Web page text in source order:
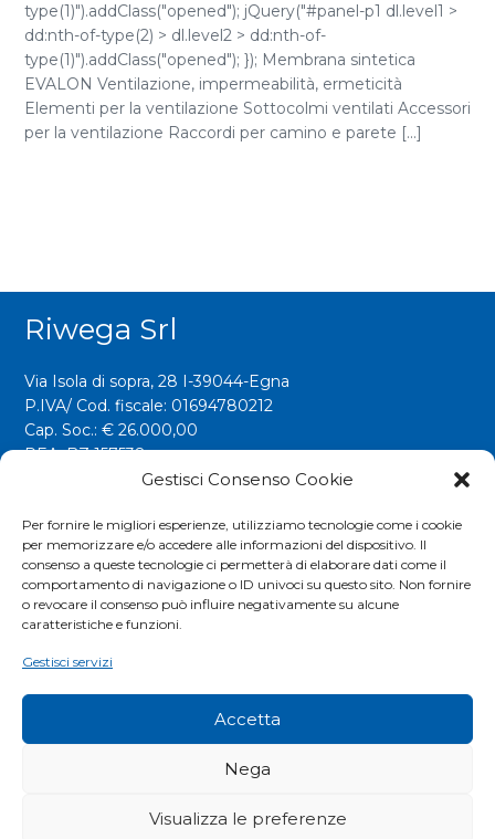
Gestisci Consenso Cookie
Per fornire le migliori esperienze, utilizziamo tecnologie come i cookie
per memorizzare e/o accedere alle informazioni del dispositivo. Il
consenso a queste tecnologie ci permetterà di elaborare dati come il
comportamento di navigazione o ID univoci su questo sito. Non fornire
o revocare il consenso può influire negativamente su alcune
caratteristiche e funzioni.
Gestisci servizi
Accetta
Nega
Visualizza le preferenze
type(1)").addClass("opened"); jQuery("#panel-p1 dl.level1 >
dd:nth-of-type(2) > dl.level2 > dd:nth-of-
type(1)").addClass("opened"); }); Membrana sintetica
EVALON Ventilazione, impermeabilità, ermeticità
Elementi per la ventilazione Sottocolmi ventilati Accessori
per la ventilazione Raccordi per camino e parete [...]
Riwega Srl
Via Isola di sopra, 28 I-39044-Egna
P.IVA/ Cod. fiscale: 01694780212
Cap. Soc.: € 26.000,00
REA: BZ 157538
info@riwega.com
Tel.+39 0471 827500
Social
PRIVACY POLICY